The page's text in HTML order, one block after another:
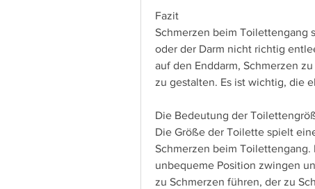
Fazit
Schmerzen beim Toilettengang
oder der Darm nicht richtig
auf den Enddarm, Schmerzen
zu gestalten. Es ist wichtig, die
Die Bedeutung der
Die Größe der Toilette spielt
Schmerzen beim
unbequeme Position zwingen
zu Schmerzen führen, der zu